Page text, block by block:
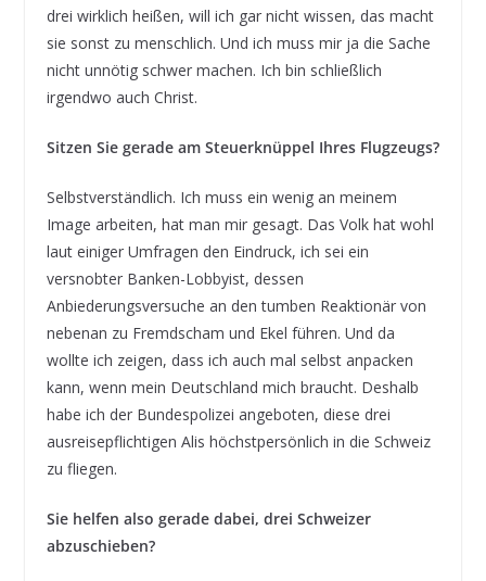
drei wirklich heißen, will ich gar nicht wissen, das macht
sie sonst zu menschlich. Und ich muss mir ja die Sache
nicht unnötig schwer machen. Ich bin schließlich
irgendwo auch Christ.
Sitzen Sie gerade am Steuerknüppel Ihres Flugzeugs?
Selbstverständlich. Ich muss ein wenig an meinem
Image arbeiten, hat man mir gesagt. Das Volk hat wohl
laut einiger Umfragen den Eindruck, ich sei ein
versnobter Banken-Lobbyist, dessen
Anbiederungsversuche an den tumben Reaktionär von
nebenan zu Fremdscham und Ekel führen. Und da
wollte ich zeigen, dass ich auch mal selbst anpacken
kann, wenn mein Deutschland mich braucht. Deshalb
habe ich der Bundespolizei angeboten, diese drei
ausreisepflichtigen Alis höchstpersönlich in die Schweiz
zu fliegen.
Sie helfen also gerade dabei, drei Schweizer
abzuschieben?